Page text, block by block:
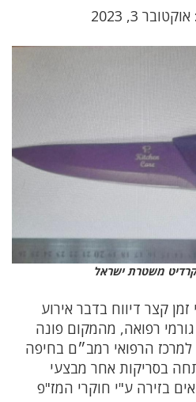
3, 2023
משטרת ישראל
לפני זמן קצר דיווח בדבר אירוע
רפואה, מהמקום פונה
הרפואי רמב״ם בחיפה
בסריקות אחר מבצעי
בזירה ע"י חוקרי המז"פ